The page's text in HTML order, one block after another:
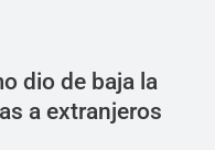
dio de baja la
a extranjeros